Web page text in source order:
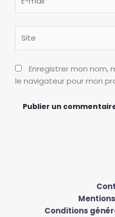
mail*
Enregistrer mon nom,
le navigateur pour mon
Conditions